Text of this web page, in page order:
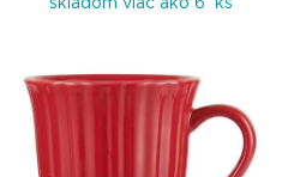
skladom viac ako 6 ks